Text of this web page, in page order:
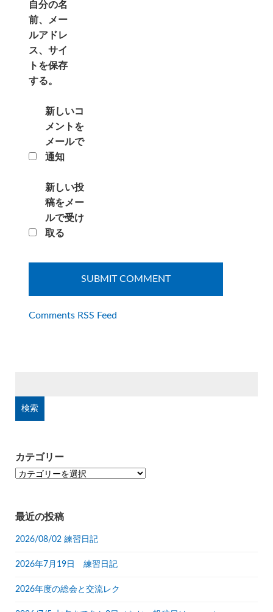
自分の名
前、メー
ルアドレ
ス、サイ
トを保存
する。
新しいコ
メントを
メールで
通知
新しい投
稿をメー
ルで受け
取る
Comments RSS Feed
カテゴリー
カ
リ
ー
最近の投稿
2026/08/02 練習日記
2026年7月19日 練習日記
2026年度の総会と交流レク